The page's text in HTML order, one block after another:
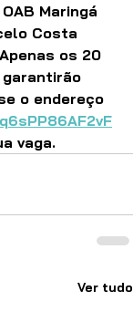
Maringá
Costa
os 20
o endereço
vaga.
Ver tudo